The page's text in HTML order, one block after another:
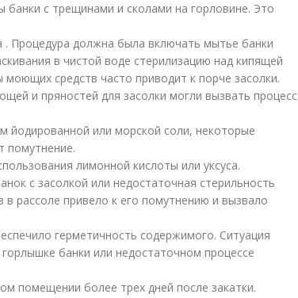
с трещинами и сколами на горловине. Это
. Процедура должна была включать мытье банки
в чистой воде стерилизацию над кипящей
средств часто приводит к порче засолки.
и пряностей для засолки могли вызвать процесс
йодированной или морской соли, некоторые
помутнение.
лимонной кислоты или уксуса.
с засолкой или недостаточная стерильность
рассоле привело к его помутнению и вызвало
герметичность содержимого. Ситуация
банки или недостаточном процессе
помещении более трех дней после закатки.